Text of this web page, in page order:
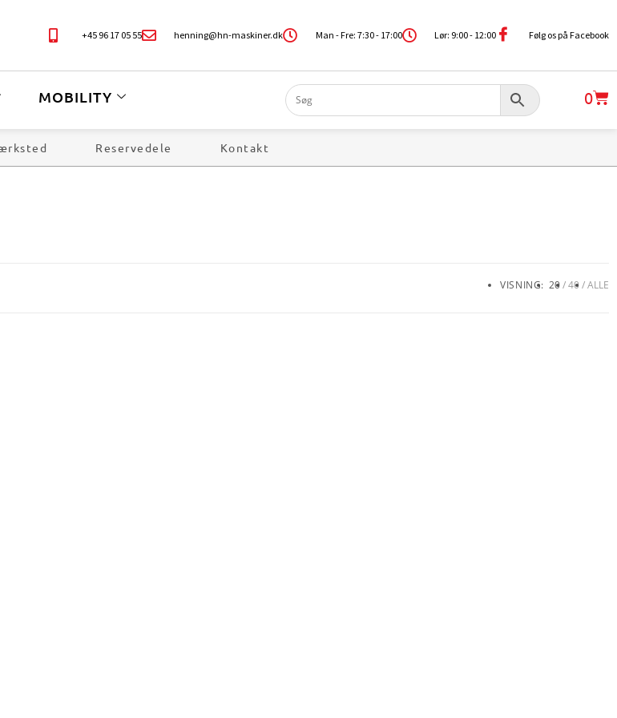
+45 96 17 05 55 henning@hn-maskiner.dk Man - Fre: 7:30 - 17:00 Lør: 9:00 - 12:00 Følg os på Facebook
MOBILITY
0
Reservedele Kontakt
VISNING: 20 40 ALLE